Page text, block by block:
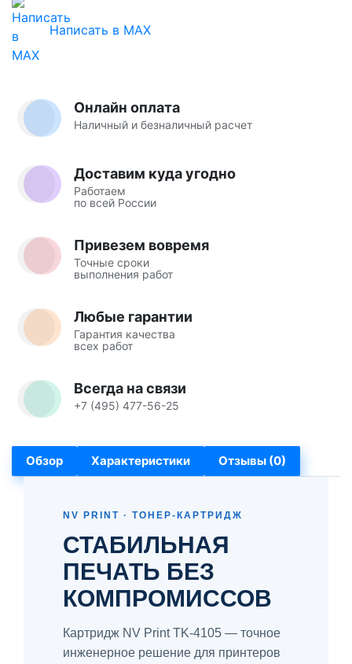
Написать в MAX
Онлайн оплата
Наличный и безналичный расчет
Доставим куда угодно
Работаем
по всей России
Привезем вовремя
Точные сроки
выполнения работ
Любые гарантии
Гарантия качества
всех работ
Всегда на связи
+7 (495) 477-56-25
Обзор Характеристики Отзывы (0)
NV PRINT · ТОНЕР-КАРТРИДЖ
СТАБИЛЬНАЯ
ПЕЧАТЬ БЕЗ
КОМПРОМИССОВ
Картридж NV Print TK-4105 — точное
инженерное решение для принтеров